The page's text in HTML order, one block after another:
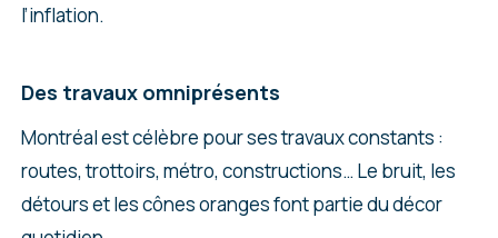
l’inflation.
Des travaux omniprésents
Montréal est célèbre pour ses travaux constants :
routes, trottoirs, métro, constructions… Le bruit, les
détours et les cônes oranges font partie du décor